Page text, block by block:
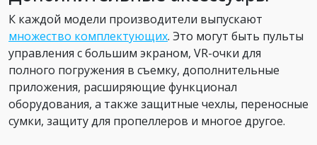
К каждой модели производители выпускают
множество комплектующих. Это могут быть пульты
управления с большим экраном, VR-очки для
полного погружения в съемку, дополнительные
приложения, расширяющие функционал
оборудования, а также защитные чехлы, переносные
сумки, защиту для пропеллеров и многое другое.